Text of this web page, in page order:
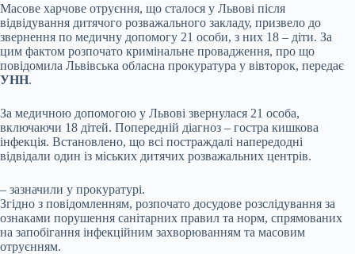
Масове харчове отруєння, що сталося у Львові після
відвідування дитячого розважального закладу, призвело до
звернення по медичну допомогу 21 особи, з них 18 – діти. За
цим фактом розпочато кримінальне провадження, про що
повідомила Львівська обласна прокуратура у вівторок, передає
УНН.
За медичною допомогою у Львові звернулася 21 особа,
включаючи 18 дітей. Попередній діагноз – гостра кишкова
інфекція. Встановлено, що всі постраждалі напередодні
відвідали один із міських дитячих розважальних центрів.
– зазначили у прокуратурі.
Згідно з повідомленням, розпочато досудове розслідування за
ознаками порушення санітарних правил та норм, спрямованих
на запобігання інфекційним захворюванням та масовим
отруєнням.